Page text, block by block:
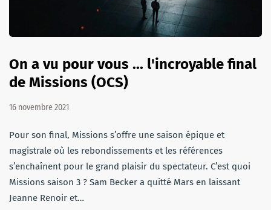
On a vu pour vous ... l'incroyable final
de Missions (OCS)
16 novembre 2021
Pour son final, Missions s’offre une saison épique et
magistrale où les rebondissements et les références
s’enchaînent pour le grand plaisir du spectateur. C’est quoi
Missions saison 3 ? Sam Becker a quitté Mars en laissant
Jeanne Renoir et…